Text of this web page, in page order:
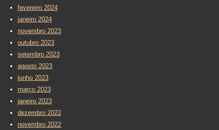
fevereiro 2024
janeiro 2024
novembro 2023
outubro 2023
setembro 2023
agosto 2023
junho 2023
março 2023
janeiro 2023
dezembro 2022
novembro 2022